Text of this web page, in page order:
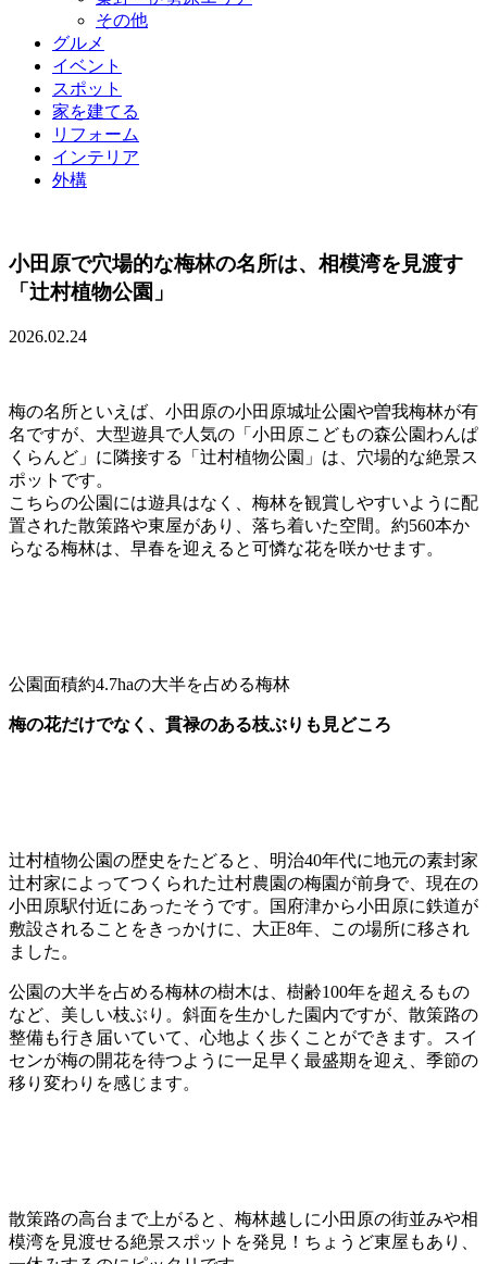
その他
グルメ
イベント
スポット
家を建てる
リフォーム
インテリア
外構
小田原で穴場的な梅林の名所は、相模湾を見渡す
「辻村植物公園」
2026.02.24
梅の名所といえば、小田原の小田原城址公園や曽我梅林が有
名ですが、大型遊具で人気の「小田原こどもの森公園わんぱ
くらんど」に隣接する「辻村植物公園」は、穴場的な絶景ス
ポットです。
こちらの公園には遊具はなく、梅林を観賞しやすいように配
置された散策路や東屋があり、落ち着いた空間。約560本か
らなる梅林は、早春を迎えると可憐な花を咲かせます。
公園面積約4.7haの大半を占める梅林
梅の花だけでなく、貫禄のある枝ぶりも見どころ
辻村植物公園の歴史をたどると、明治40年代に地元の素封家
辻村家によってつくられた辻村農園の梅園が前身で、現在の
小田原駅付近にあったそうです。国府津から小田原に鉄道が
敷設されることをきっかけに、大正8年、この場所に移され
ました。
公園の大半を占める梅林の樹木は、樹齢100年を超えるもの
など、美しい枝ぶり。斜面を生かした園内ですが、散策路の
整備も行き届いていて、心地よく歩くことができます。スイ
センが梅の開花を待つように一足早く最盛期を迎え、季節の
移り変わりを感じます。
散策路の高台まで上がると、梅林越しに小田原の街並みや相
模湾を見渡せる絶景スポットを発見！ちょうど東屋もあり、